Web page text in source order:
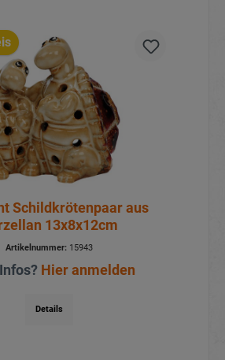
Schildkrötenpaar aus
13x8x12cm
Artikelnummer:15943
Hier anmelden
Details